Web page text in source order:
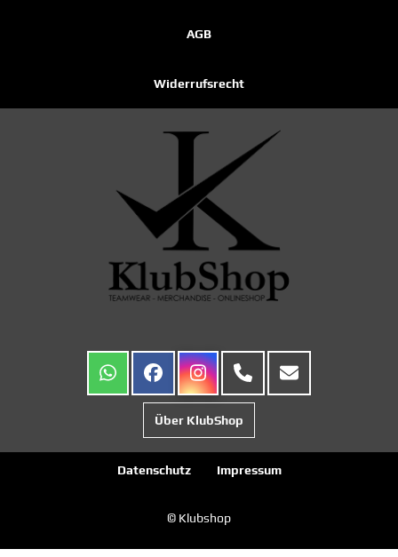
AGB
Widerrufsrecht
Über KlubShop
Datenschutz Impressum
© Klubshop